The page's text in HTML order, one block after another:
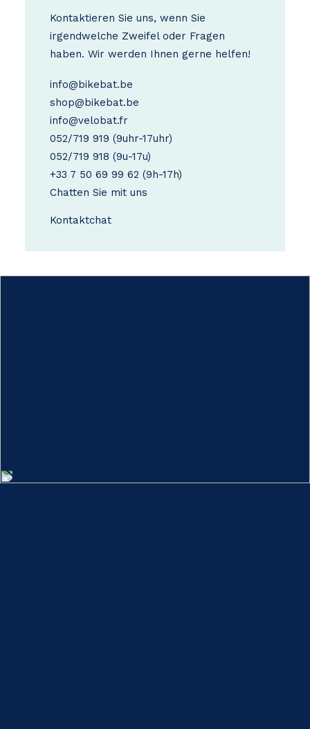
Kontaktieren Sie uns, wenn Sie
irgendwelche Zweifel oder Fragen
haben. Wir werden Ihnen gerne helfen!
info@bikebat.be
shop@bikebat.be
info@velobat.fr
052/719 919 (9uhr-17uhr)
052/719 918 (9u-17u)
+33 7 50 69 99 62 (9h-17h)
Chatten Sie mit uns
Kontaktchat